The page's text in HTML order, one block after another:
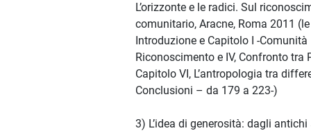
L’orizzonte e le radici. Sul
comunitario, Aracne, Roma 2011
Introduzione e Capitolo I -
Riconoscimento e IV, Confronto
Capitolo VI, L’antropologia tra
Conclusioni – da 179 a 223-)
3) L’idea di generosità: dagli